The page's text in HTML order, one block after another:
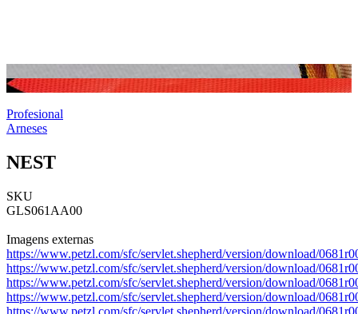
Profesional
Arneses
NEST
SKU
GLS061AA00
Imagens externas
https://www.petzl.com/sfc/servlet.shepherd/version/download/
https://www.petzl.com/sfc/servlet.shepherd/version/download/
https://www.petzl.com/sfc/servlet.shepherd/version/download/
https://www.petzl.com/sfc/servlet.shepherd/version/download/
https://www.petzl.com/sfc/servlet.shepherd/version/download/